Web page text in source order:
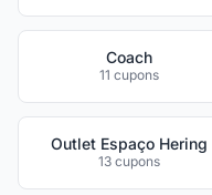
Coach
11 cupons
Outlet Espaço Hering
13 cupons